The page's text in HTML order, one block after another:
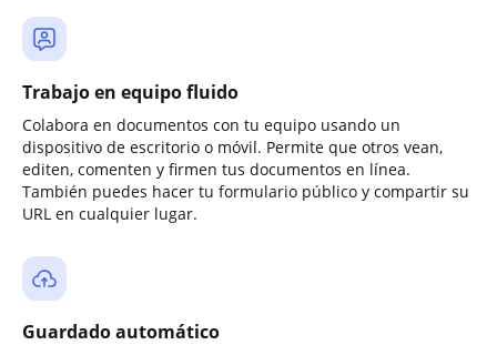
Trabajo en equipo fluido
Colabora en documentos con tu equipo usando un
dispositivo de escritorio o móvil. Permite que otros vean,
editen, comenten y firmen tus documentos en línea.
También puedes hacer tu formulario público y compartir su
URL en cualquier lugar.
Guardado automático